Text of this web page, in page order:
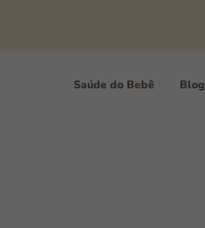
Saúde do Bebê Blog